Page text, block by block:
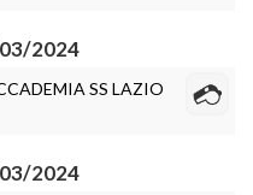
2024
SS LAZIO
2024